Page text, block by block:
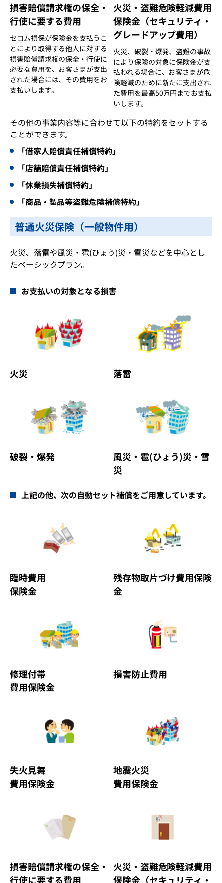
損害賠償請求権の保全・
行使に要する費用
セコム損保が保険金を支払うこ
とにより取得する他人に対する
損害賠償請求権の保全・行使に
必要な費用を、お客さまが支出
された場合には、その費用をお
支払いします。
火災・盗難危険軽減費用
保険金（セキュリティ・
グレードアップ費用）
火災、破裂・爆発、盗難の事故
により保険の対象に保険金が支
払われる場合に、お客さまが危
険軽減のために新たに支出され
た費用を最高50万円までお支払
いします。
その他の事業内容等に合わせて以下の特約をセットする
ことができます。
「借家人賠償責任補償特約」
「店舗賠償責任補償特約」
「休業損失補償特約」
「商品・製品等盗難危険補償特約」
普通火災保険（一般物件用）
火災、落雷や風災・雹(ひょう)災・雪災などを中心とし
たベーシックプラン。
お支払いの対象となる損害
火災 落雷
破裂・爆発
風災・雹(ひょう)災・雪
災
上記の他、次の自動セット補償をご用意しています。
臨時費用
保険金
残存物取片づけ費用保険
金
修理付帯
費用保険金
損害防止費用
失火見舞
費用保険金
地震火災
費用保険金
損害賠償請求権の保全・
行使に要する費用
火災・盗難危険軽減費用
保険金（セキュリティ・